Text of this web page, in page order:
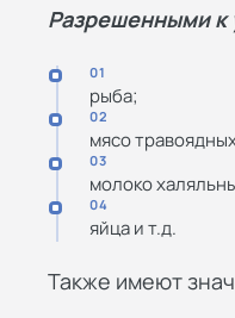
Разрешенными к
01
рыба;
02
мясо
03
молоко
04
яйца и т.д.
Также имеют